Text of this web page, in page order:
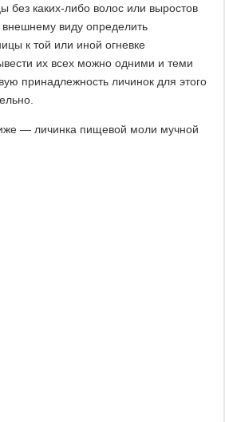
без каких-либо волос или выростов
виду определить
к той или иной огневке
их всех можно одними и теми
принадлежность личинок для этого
— личинка пищевой моли мучной